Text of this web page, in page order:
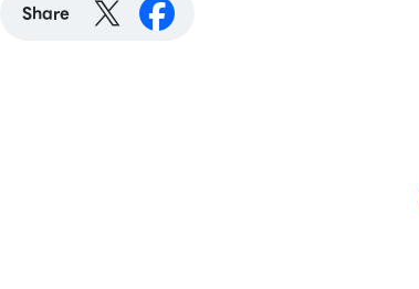
Share